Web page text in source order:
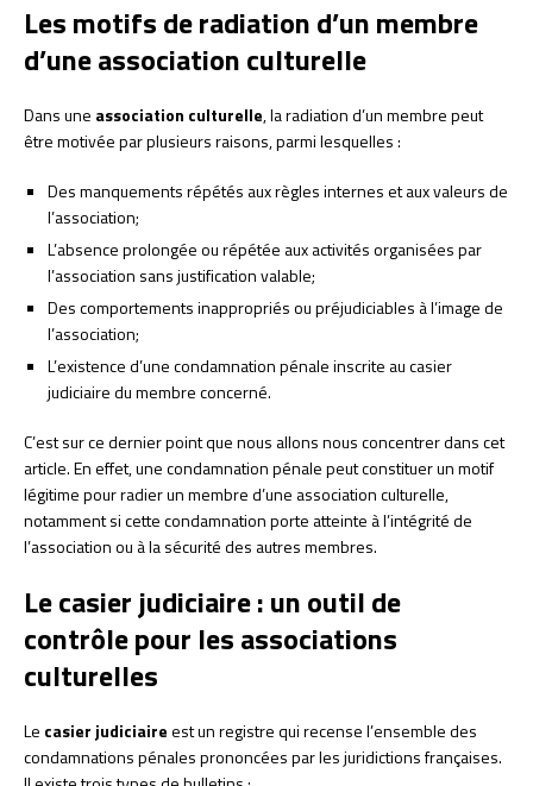
Les motifs de radiation d’un membre
d’une association culturelle
Dans une association culturelle, la radiation d’un membre peut
être motivée par plusieurs raisons, parmi lesquelles :
Des manquements répétés aux règles internes et aux valeurs de
l’association;
L’absence prolongée ou répétée aux activités organisées par
l’association sans justification valable;
Des comportements inappropriés ou préjudiciables à l’image de
l’association;
L’existence d’une condamnation pénale inscrite au casier
judiciaire du membre concerné.
C’est sur ce dernier point que nous allons nous concentrer dans cet
article. En effet, une condamnation pénale peut constituer un motif
légitime pour radier un membre d’une association culturelle,
notamment si cette condamnation porte atteinte à l’intégrité de
l’association ou à la sécurité des autres membres.
Le casier judiciaire : un outil de
contrôle pour les associations
culturelles
Le casier judiciaireest un registre qui recense l’ensemble des
condamnations pénales prononcées par les juridictions françaises.